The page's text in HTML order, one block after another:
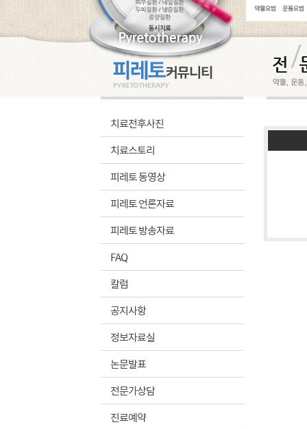
치료전후사진
치료스토리
피레토 동영상
피레토 언론자료
피레토 방송자료
FAQ
칼럼
공지사항
정보자료실
논문발표
전문가상담
진료예약